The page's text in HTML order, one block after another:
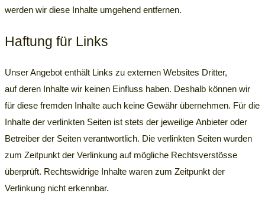
werden wir diese Inhalte umgehend entfernen.
Haftung für Links
Unser Angebot enthält Links zu externen Websites Dritter,
auf deren Inhalte wir keinen Einfluss haben. Deshalb können wir
für diese fremden Inhalte auch keine Gewähr übernehmen. Für die
Inhalte der verlinkten Seiten ist stets der jeweilige Anbieter oder
Betreiber der Seiten verantwortlich. Die verlinkten Seiten wurden
zum Zeitpunkt der Verlinkung auf mögliche Rechtsverstösse
überprüft. Rechtswidrige Inhalte waren zum Zeitpunkt der
Verlinkung nicht erkennbar.